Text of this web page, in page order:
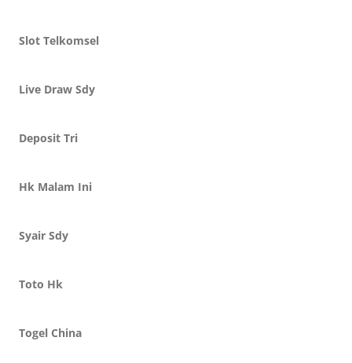
Slot Telkomsel
Live Draw Sdy
Deposit Tri
Hk Malam Ini
Syair Sdy
Toto Hk
Togel China